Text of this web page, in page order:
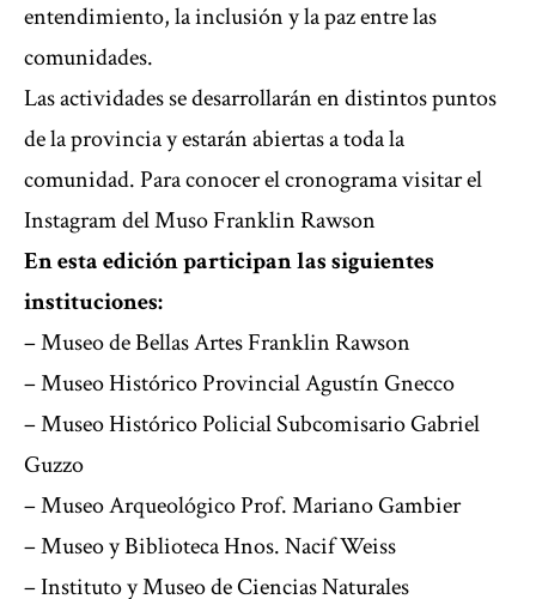
entendimiento, la inclusión y la paz entre las
comunidades.
Las actividades se desarrollarán en distintos puntos
de la provincia y estarán abiertas a toda la
comunidad. Para conocer el cronograma visitar el
Instagram del Muso Franklin Rawson
En esta edición participan las siguientes
instituciones:
– Museo de Bellas Artes Franklin Rawson
– Museo Histórico Provincial Agustín Gnecco
– Museo Histórico Policial Subcomisario Gabriel
Guzzo
– Museo Arqueológico Prof. Mariano Gambier
– Museo y Biblioteca Hnos. Nacif Weiss
– Instituto y Museo de Ciencias Naturales